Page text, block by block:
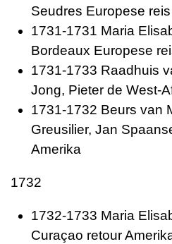
Seudres Europese reis
1731-1731 Maria
Bordeaux Europese
1731-1733 Raadhuis
Jong, Pieter de West-
1731-1732 Beurs van
Greusilier, Jan
Amerika
1732
1732-1733 Maria
Curaçao retour